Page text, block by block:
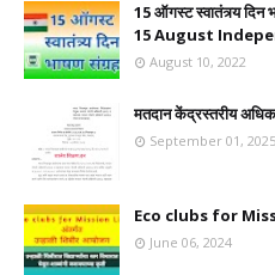
15 ऑगस्ट स्वातंत्र्य दिन
15 August
August 10, 2022
मतदान केंद्रस्तरीय
September 01, 2025
Eco clubs for
June 06, 2024